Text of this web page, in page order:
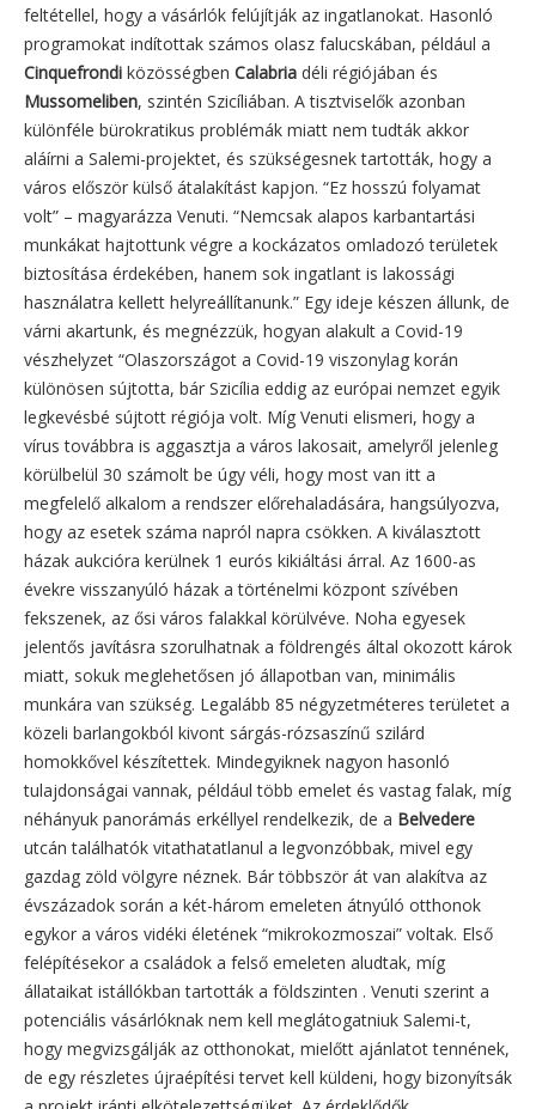
feltétellel, hogy a vásárlók felújítják az ingatlanokat. Hasonló
programokat indítottak számos olasz falucskában, például a
Cinquefrondi közösségben Calabria déli régiójában és
Mussomeliben, szintén Szicíliában. A tisztviselők azonban
különféle bürokratikus problémák miatt nem tudták akkor
aláírni a Salemi-projektet, és szükségesnek tartották, hogy a
város először külső átalakítást kapjon. “Ez hosszú folyamat
volt” – magyarázza Venuti. “Nemcsak alapos karbantartási
munkákat hajtottunk végre a kockázatos omladozó területek
biztosítása érdekében, hanem sok ingatlant is lakossági
használatra kellett helyreállítanunk.” Egy ideje készen állunk, de
várni akartunk, és megnézzük, hogyan alakult a Covid-19
vészhelyzet “Olaszországot a Covid-19 viszonylag korán
különösen sújtotta, bár Szicília eddig az európai nemzet egyik
legkevésbé sújtott régiója volt. Míg Venuti elismeri, hogy a
vírus továbbra is aggasztja a város lakosait, amelyről jelenleg
körülbelül 30 számolt be úgy véli, hogy most van itt a
megfelelő alkalom a rendszer előrehaladására, hangsúlyozva,
hogy az esetek száma napról napra csökken. A kiválasztott
házak aukcióra kerülnek 1 eurós kikiáltási árral. Az 1600-as
évekre visszanyúló házak a történelmi központ szívében
fekszenek, az ősi város falakkal körülvéve. Noha egyesek
jelentős javításra szorulhatnak a földrengés által okozott károk
miatt, sokuk meglehetősen jó állapotban van, minimális
munkára van szükség. Legalább 85 négyzetméteres területet a
közeli barlangokból kivont sárgás-rózsaszínű szilárd
homokkővel készítettek. Mindegyiknek nagyon hasonló
tulajdonságai vannak, például több emelet és vastag falak, míg
néhányuk panorámás erkéllyel rendelkezik, de a Belvedere
utcán találhatók vitathatatlanul a legvonzóbbak, mivel egy
gazdag zöld völgyre néznek. Bár többször át van alakítva az
évszázadok során a két-három emeleten átnyúló otthonok
egykor a város vidéki életének “mikrokozmoszai” voltak. Első
felépítésekor a családok a felső emeleten aludtak, míg
állataikat istállókban tartották a földszinten . Venuti szerint a
potenciális vásárlóknak nem kell meglátogatniuk Salemi-t,
hogy megvizsgálják az otthonokat, mielőtt ajánlatot tennének,
de egy részletes újraépítési tervet kell küldeni, hogy bizonyítsák